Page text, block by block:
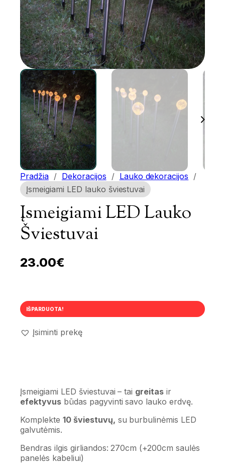
Pradžia / Dekoracijos / Lauko dekoracijos /
Įsmeigiami LED lauko šviestuvai
Įsmeigiami LED Lauko
Šviestuvai
23.00€
IŠPARDUOTA!
Įsiminti prekę
Įsmeigiami LED šviestuvai – tai greitas ir
efektyvusbūdas pagyvinti savo lauko erdvę.
Komplekte 10 šviestuvų, su burbulinėmis LED
galvutėmis.
Bendras ilgis girliandos: 270cm (+200cm saulės
panelės kabeliui)